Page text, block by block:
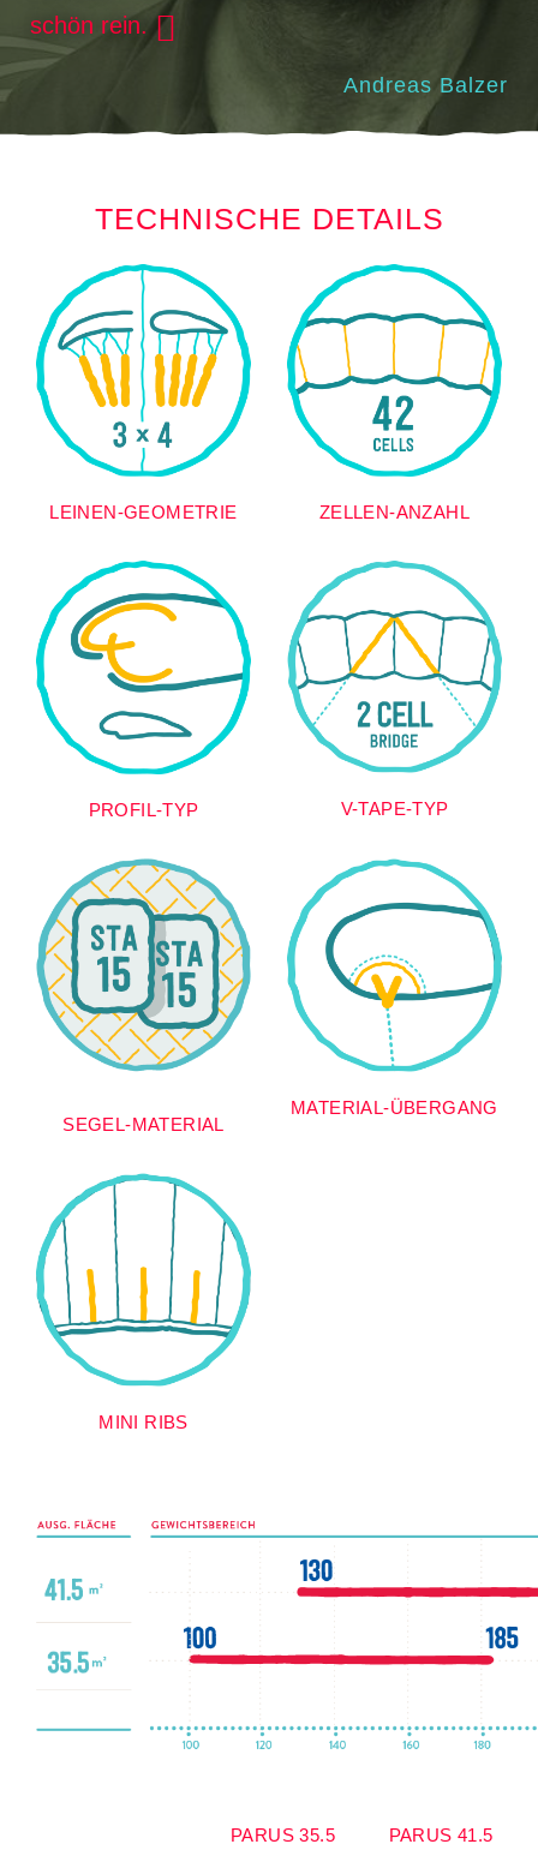
schön rein.
Andreas Balzer
TECHNISCHE DETAILS
LEINEN-GEOMETRIE ZELLEN-ANZAHL
PROFIL-TYP V-TAPE-TYP
SEGEL-MATERIAL
MATERIAL-ÜBERGANG
MINI RIBS
PARUS 35.5 PARUS 41.5